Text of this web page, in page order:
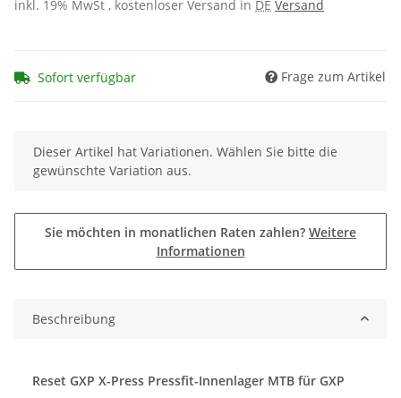
inkl. 19% MwSt , kostenloser Versand in DE Versand
Sofort verfügbar Frage zum Artikel
x
Dieser Artikel hat Variationen. Wählen Sie bitte die
gewünschte Variation aus.
Sie möchten in monatlichen Raten zahlen? Weitere
Informationen
Beschreibung
Reset GXP X-Press Pressfit-Innenlager MTB für GXP